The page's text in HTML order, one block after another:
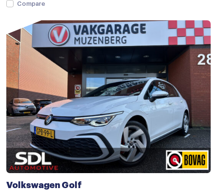
Navigatiesysteem full map
Navigatie voorbereiding
Radio
Stuurwiel multifunctioneel
12Volt aansluiting
Achterbank in delen neerklapbaar
Airco
Airco (automatisch)
Armsteun
Armsteun achter
Compare
Volkswagen Golf